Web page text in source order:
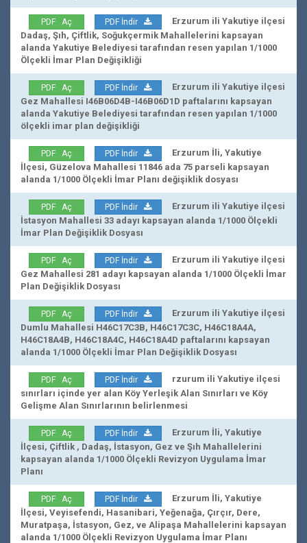
PDF Aç PDF İndir
Erzurum ili Yakutiye ilçesi
Dadaş, Şıh, Çiftlik, Soğukçermik Mahallelerini kapsayan
alanda Yakutiye Belediyesi tarafından resen yapılan 1/1000
Ölçekli İmar Plan Değişikliği
PDF Aç PDF İndir
Erzurum ili Yakutiye ilçesi
Gez Mahallesi I46B06D4B-I46B06D1D paftalarını kapsayan
alanda Yakutiye Belediyesi tarafından resen yapılan 1/1000
ölçekli imar plan değişikliği
PDF Aç PDF İndir
Erzurum İli, Yakutiye
İlçesi, Güzelova Mahallesi 11846 ada 75 parseli kapsayan
alanda 1/1000 Ölçekli İmar Planı değişiklik dosyası
PDF Aç PDF İndir
Erzurum ili Yakutiye ilçesi
İstasyon Mahallesi 33 adayı kapsayan alanda 1/1000 Ölçekli
İmar Plan Değişiklik Dosyası
PDF Aç PDF İndir
Erzurum ili Yakutiye ilçesi
Gez Mahallesi 281 adayı kapsayan alanda 1/1000 Ölçekli İmar
Plan Değişiklik Dosyası
PDF Aç PDF İndir
Erzurum ili Yakutiye ilçesi
Dumlu Mahallesi H46C17C3B, H46C17C3C, H46C18A4A,
H46C18A4B, H46C18A4C, H46C18A4D paftalarını kapsayan
alanda 1/1000 Ölçekli İmar Plan Değişiklik Dosyası
PDF Aç PDF İndir
rzurum ili Yakutiye ilçesi
sınırları içinde yer alan Köy Yerleşik Alan Sınırları ve Köy
Gelişme Alan Sınırlarının belirlenmesi
PDF Aç PDF İndir
Erzurum İli, Yakutiye
İlçesi, Çiftlik , Dadaş, İstasyon, Gez ve Şıh Mahallelerini
kapsayan alanda 1/1000 Ölçekli Revizyon Uygulama İmar
Planı
PDF Aç PDF İndir
Erzurum İli, Yakutiye
İlçesi, Veyisefendi, Hasanibari, Yeğenağa, Çırçır, Dere,
Muratpaşa, İstasyon, Gez, ve Alipaşa Mahallelerini kapsayan
alanda 1/1000 Ölçekli Revizyon Uygulama İmar Planı